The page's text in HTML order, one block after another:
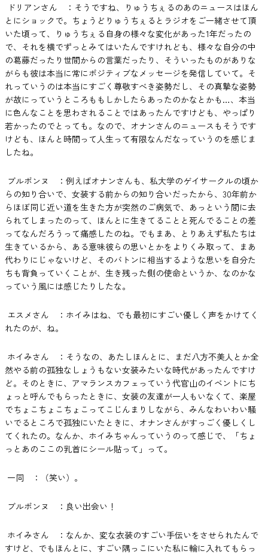
ドリアンさん ：そうですね、りゅうちぇるのあのニュースはほん
とにショックで。ちょうどりゅうちぇるとラジオをご一緒させて頂
いた頃って、りゅうちぇる自身の様々な変化があった1年だったの
で、それを横でずっとみてはいたんですけれども、様々な自分の中
の葛藤だったり世間からの言葉だったり、そういったものがありな
がらも彼は本当に常にポジティブなメッセージを発信していて。そ
れっていうのは本当にすごく尊敬すべき姿勢だし、その真摯な姿勢
が故にっていうところももしかしたらあったのかなとかも…、本当
に色んなことを思わされることではあったんですけども、やっぱり
若かったのでとっても。なので、オナンさんのニュースもそうです
けども、ほんと時間って人生って有限なんだなっていうのを感じま
したね。
ブルボンヌ ：例えばオナンさんも、私大学のゲイサークルの頃か
らの知り合いで、女装する前からの知り合いだったから、30年前か
らほぼ同じ近い道を生きた方が突然のご病気で、あっという間に去
られてしまったのって、ほんとに生きてることと死んでることの差
ってなんだろうって痛感したのね。でもまあ、とりあえず私たちは
生きているから、ある意味彼らの思いとかをよりくみ取って、まあ
代わりにじゃないけど、そのバトンに相当するような思いを自分た
ちも背負っていくことが、生き残った側の使命というか、なのかな
っていう風には感じたりしたな。
エスメさん ：ホイみはね、でも最初にすごい優しく声をかけてく
れたのが、ね。
ホイみさん ：そうなの、あたしほんとに、まだ八方不美人とか全
然やる前の孤独なしょうもない女装みたいな時代があったんですけ
ど。そのときに、アマランスカフェっていう代官山のイベントにち
ょっと呼んでもらったときに、女装の友達が一人もいなくて、楽屋
でちょこちょこちょこってこじんまりしながら、みんなわいわい騒
いでるところで孤独にいたときに、オナンさんがすっごく優しくし
てくれたの。なんか、ホイみちゃんっていうのって感じで、「ちょ
っとあのここの乳首にシール貼って」って。
一同 ：（笑い）。
ブルボンヌ ：良い出会い！
ホイみさん ：なんか、変な衣装のすごい手伝いをさせられたんで
すけど、でもほんとに、すごい隅っこにいた私に輪に入れてもらっ